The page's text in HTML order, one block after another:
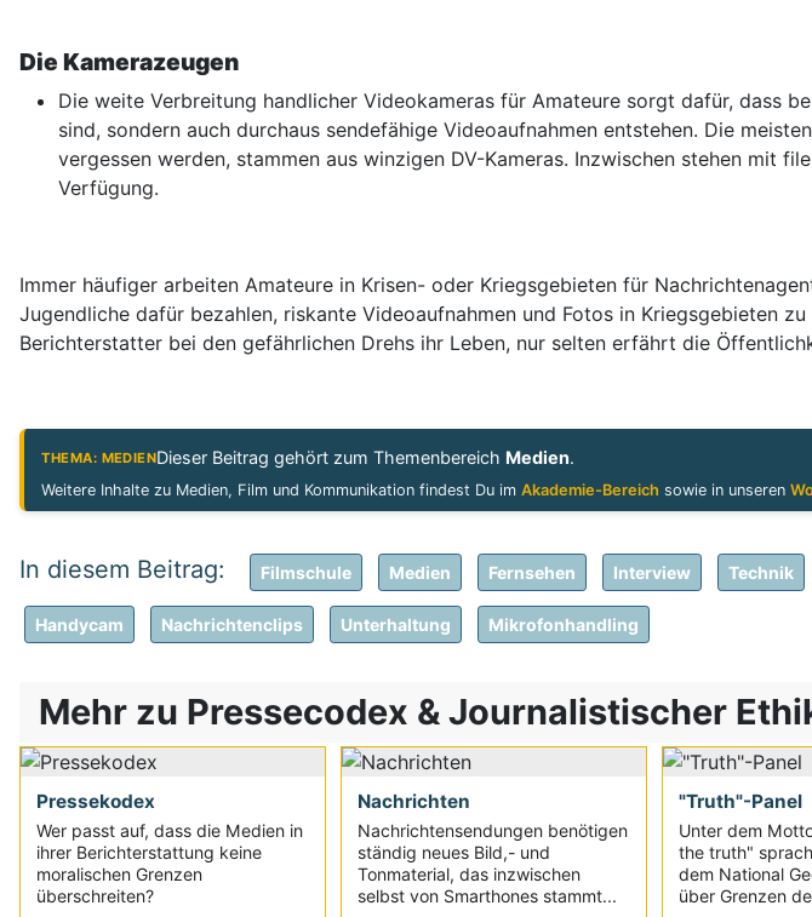
Die Kamerazeugen
Die weite Verbreitung handlicher Videokameras für Amateure sorgt dafür, dass
sind, sondern auch durchaus sendefähige Videoaufnahmen entstehen. Die
vergessen werden, stammen aus winzigen DV-Kameras. Inzwischen stehen mit
Verfügung.
Immer häufiger arbeiten Amateure in Krisen- oder Kriegsgebieten für
Jugendliche dafür bezahlen, riskante Videoaufnahmen und Fotos in Kriegsgebieten
Berichterstatter bei den gefährlichen Drehs ihr Leben, nur selten erfährt die
THEMA: MEDIENDieser Beitrag gehört zum Themenbereich Medien.
Weitere Inhalte zu Medien, Film und Kommunikation findest Du imAkademie-Bereich sowie in unseren
Filmschule Medien Fernsehen Interview Technik
Handycam Nachrichtenclips Unterhaltung Mikrofonhandling
Mehr zu Pressecodex & Journalistischer
Pressekodex
Wer passt auf, dass die Medien in
ihrer Berichterstattung keine
moralischen Grenzen
überschreiten?
Nachrichten
Nachrichtensendungen benötigen
ständig neues Bild,- und
Tonmaterial, das inzwischen
selbst von Smarthones stammt...
"Truth"-Panel
Unter dem
the truth"
dem National
über Grenzen